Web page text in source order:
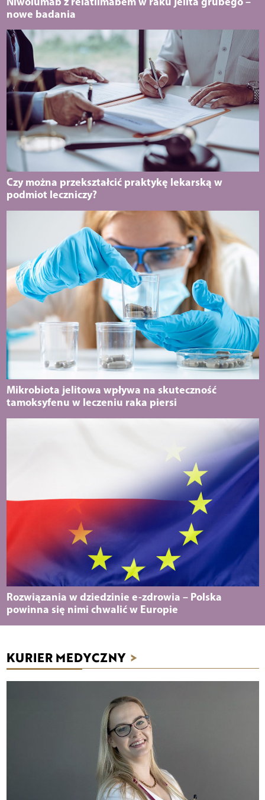
nowe badania
Czy można przekształcić praktykę lekarską w
podmiot leczniczy?
Mikrobiota jelitowa wpływa na skuteczność
tamoksyfenu w leczeniu raka piersi
Rozwiązania w dziedzinie e-zdrowia – Polska
powinna się nimi chwalić w Europie
KURIER MEDYCZNY >